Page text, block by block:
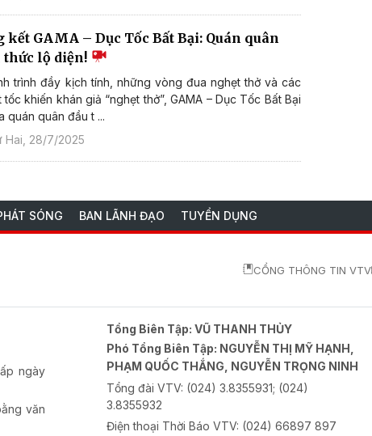
kết GAMA – Dục Tốc Bất Bại: Quán quân
lộ diện!
trình đầy kịch tính, những vòng đua nghẹt thở và các
khiến khán giả “nghẹt thở”, GAMA – Dục Tốc Bất Bại
quán quân đầu t ...
Hai, 28/7/2025
SÓNG BAN LÃNH ĐẠO TUYỂN DỤNG
CỔNG THÔNG TIN VTV
ngày
văn
Tổng Biên Tập:VŨ THANH THỦY
Phó Tổng Biên Tập: NGUYỄN THỊ MỸ HẠNH,
PHẠM QUỐC THẮNG, NGUYỄN TRỌNG NINH
Tổng đài VTV: (024) 3.8355931; (024)
3.8355932
Điện thoại Thời Báo VTV: (024) 66897 897